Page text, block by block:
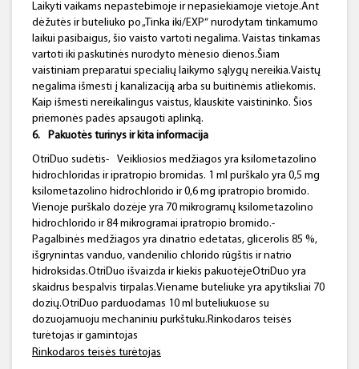
Laikyti vaikams nepastebimoje ir nepasiekiamoje vietoje.Ant
dėžutės ir buteliuko po „Tinka iki/EXP“ nurodytam tinkamumo
laikui pasibaigus, šio vaisto vartoti negalima. Vaistas tinkamas
vartoti iki paskutinės nurodyto mėnesio dienos.Šiam
vaistiniam preparatui specialių laikymo sąlygų nereikia.Vaistų
negalima išmesti į kanalizaciją arba su buitinėmis atliekomis.
Kaip išmesti nereikalingus vaistus, klauskite vaistininko. Šios
priemonės padės apsaugoti aplinką.
6.
Pakuotės turinys ir kita informacija
OtriDuo sudėtis-
Veikliosios medžiagos yra ksilometazolino
hidrochloridas ir ipratropio bromidas. 1 ml purškalo yra 0,5 mg
ksilometazolino hidrochlorido ir 0,6 mg ipratropio bromido.
Vienoje purškalo dozėje yra 70 mikrogramų ksilometazolino
hidrochlorido ir 84 mikrogramai ipratropio bromido.-
Pagalbinės medžiagos yra dinatrio edetatas, glicerolis 85 %,
išgrynintas vanduo, vandenilio chlorido rūgštis ir natrio
hidroksidas.OtriDuo išvaizda ir kiekis pakuotėjeOtriDuo yra
skaidrus bespalvis tirpalas.Viename buteliuke yra apytiksliai 70
dozių.OtriDuo parduodamas 10 ml buteliukuose su
dozuojamuoju mechaniniu purkštuku.Rinkodaros teisės
turėtojas ir gamintojas
Rinkodaros teisės turėtojas